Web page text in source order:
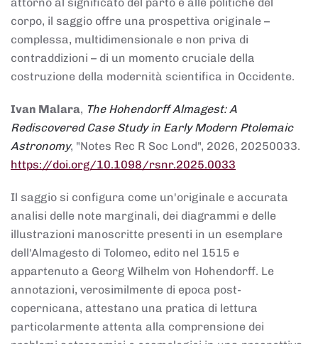
attorno al significato del parto e alle politiche del
corpo, il saggio offre una prospettiva originale –
complessa, multidimensionale e non priva di
contraddizioni – di un momento cruciale della
costruzione della modernità scientifica in Occidente.
Ivan Malara, The Hohendorff Almagest: A
Rediscovered Case Study in Early Modern Ptolemaic
Astronomy, "Notes Rec R Soc Lond", 2026, 20250033.
https://doi.org/10.1098/rsnr.2025.0033
Il saggio si configura come un'originale e accurata
analisi delle note marginali, dei diagrammi e delle
illustrazioni manoscritte presenti in un esemplare
dell'Almagesto di Tolomeo, edito nel 1515 e
appartenuto a Georg Wilhelm von Hohendorff. Le
annotazioni, verosimilmente di epoca post-
copernicana, attestano una pratica di lettura
particolarmente attenta alla comprensione dei